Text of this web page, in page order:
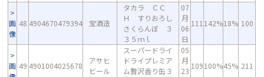
画
像
48 4904670479394 宝酒造
タカラ ＣＣ
Ｈ すりおろし
さくらんぼ ３
３５ｍｌ
07
月
06
日
111 142%18% 100
画 49 4901004025678
アサヒ
ビール
スーパードライ
ドライプレミア
ム贅沢香り缶３
05
月
23
109100%45% 211